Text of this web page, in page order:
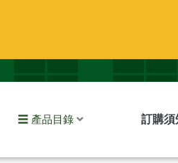
☰ 產品目錄 訂購須